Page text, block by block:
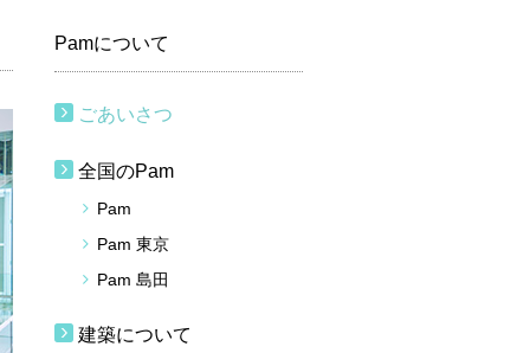
Pamについて
ごあいさつ
全国のPam
Pam
Pam 東京
Pam 島田
建築について